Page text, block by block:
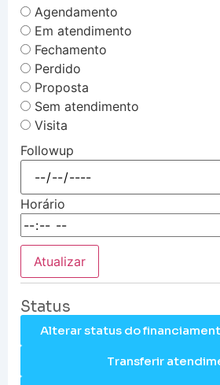
Agendamento
Em atendimento
Fechamento
Perdido
Proposta
Sem atendimento
Visita
Followup
Horário
Atualizar
Status
Alterar status do
Transferir